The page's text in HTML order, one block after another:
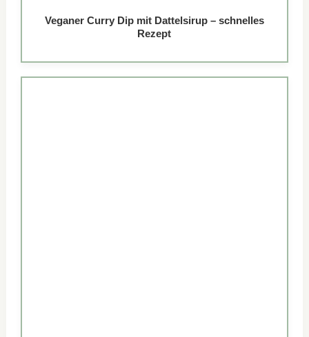
Veganer Curry Dip mit Dattelsirup – schnelles
Rezept